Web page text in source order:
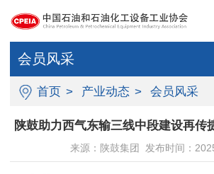
会员风采
首页 > 产业动态 > 会员风采
陕鼓助力西气东输三线中段建设再传
来源：陕鼓集团 发布时间：